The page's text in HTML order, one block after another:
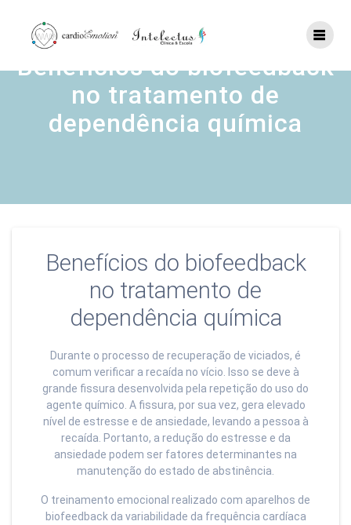
content
Benefícios do biofeedback
no tratamento de
dependência química
Benefícios do biofeedback
no tratamento de
dependência química
Durante o processo de recuperação de viciados, é
comum verificar a recaída no vício. Isso se deve à
grande fissura desenvolvida pela repetição do uso do
agente químico. A fissura, por sua vez, gera elevado
nível de estresse e de ansiedade, levando a pessoa à
recaída. Portanto, a redução do estresse e da
ansiedade podem ser fatores determinantes na
manutenção do estado de abstinência.
O treinamento emocional realizado com aparelhos de
biofeedback da variabilidade da frequência cardíaca